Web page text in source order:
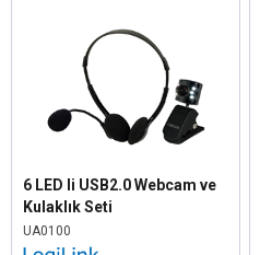
6 LED li USB2.0 Webcam ve
Kulaklık Seti
UA0100